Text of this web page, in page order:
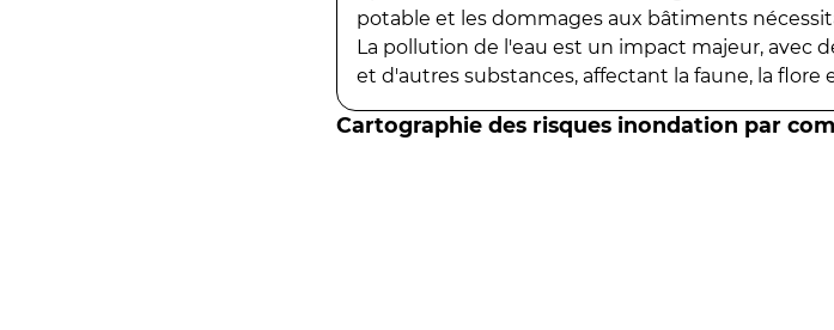
potable et les dommages aux bâtiments
La pollution de l'eau est un impact majeur, avec
et d'autres substances, affectant la faune, la flore
Cartographie des risques inondation par